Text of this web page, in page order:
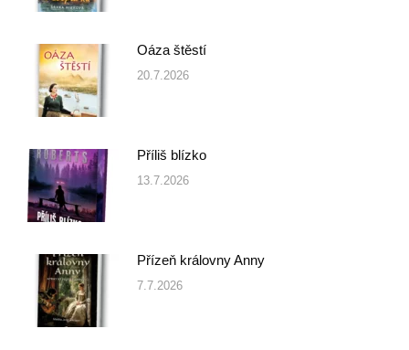
Oáza štěstí
20.7.2026
Příliš blízko
13.7.2026
Přízeň královny Anny
7.7.2026